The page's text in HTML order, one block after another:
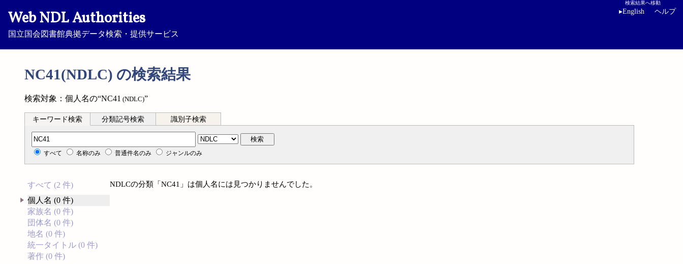
Web NDL Authorities
国立国会図書館典拠データ検索・提供サービス
検索結果へ移動
▸English ヘルプ
NC41(NDLC) の検索結果
検索対象：個人名の“NC41 (NDLC)”
キーワード検索 分類記号検索 識別子検索
分類記号検索 検索
すべて 名称のみ 普通件名のみ ジャンルのみ
すべて (2 件)
個人名 (0 件)
家族名 (0 件)
団体名 (0 件)
地名 (0 件)
統一タイトル (0 件)
著作 (0 件)
NDLCの分類「NC41」は個人名には見つかりませんでした。